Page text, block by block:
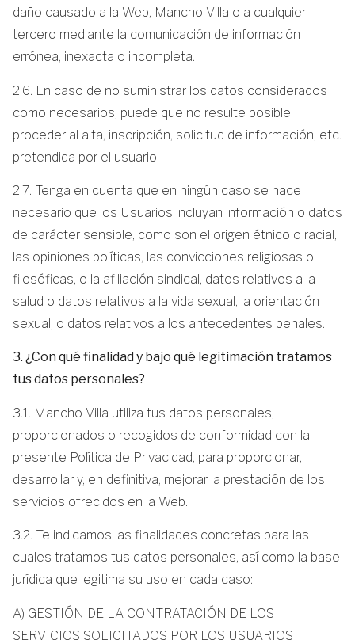
daño causado a la Web, Mancho Villa o a cualquier
tercero mediante la comunicación de información
errónea, inexacta o incompleta.
2.6. En caso de no suministrar los datos considerados
como necesarios, puede que no resulte posible
proceder al alta, inscripción, solicitud de información, etc.
pretendida por el usuario.
2.7. Tenga en cuenta que en ningún caso se hace
necesario que los Usuarios incluyan información o datos
de carácter sensible, como son el origen étnico o racial,
las opiniones políticas, las convicciones religiosas o
filosóficas, o la afiliación sindical, datos relativos a la
salud o datos relativos a la vida sexual, la orientación
sexual, o datos relativos a los antecedentes penales.
3. ¿Con qué finalidad y bajo qué legitimación tratamos
tus datos personales?
3.1. Mancho Villa utiliza tus datos personales,
proporcionados o recogidos de conformidad con la
presente Política de Privacidad, para proporcionar,
desarrollar y, en definitiva, mejorar la prestación de los
servicios ofrecidos en la Web.
3.2. Te indicamos las finalidades concretas para las
cuales tratamos tus datos personales, así como la base
jurídica que legitima su uso en cada caso:
A) GESTIÓN DE LA CONTRATACIÓN DE LOS
SERVICIOS SOLICITADOS POR LOS USUARIOS